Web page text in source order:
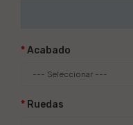
Acabado
Ruedas